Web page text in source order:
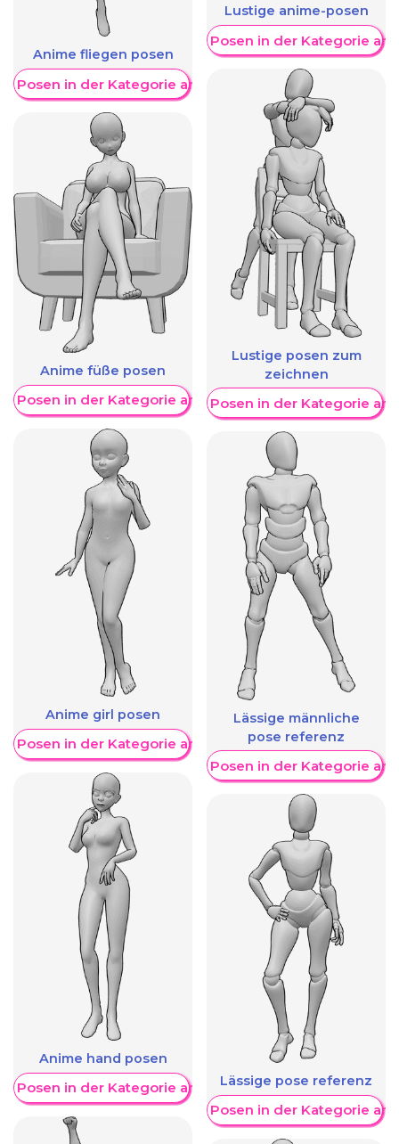
Anime fliegen posen
Posen in der Kategorie anzeigen
Anime füße posen
Posen in der Kategorie anzeigen
Anime girl posen
Posen in der Kategorie anzeigen
Anime hand posen
Posen in der Kategorie anzeigen
Lustige anime-posen
Weitere Posen in der Kategorie
Lustige posen zum
zeichnen
Weitere Posen in der Kategorie
Lässige männliche
pose referenz
Weitere Posen in der Kategorie
Lässige pose referenz
Weitere Posen in der Kategorie